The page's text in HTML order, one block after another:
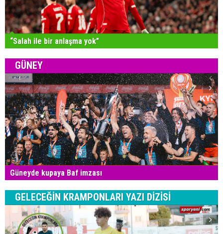
“Salah ile bir anlaşma yok”
GÜNEY
Güneyde kupaya Baf imzası
GELECEĞİN KRAMPONLARI YAZI DİZİSİ